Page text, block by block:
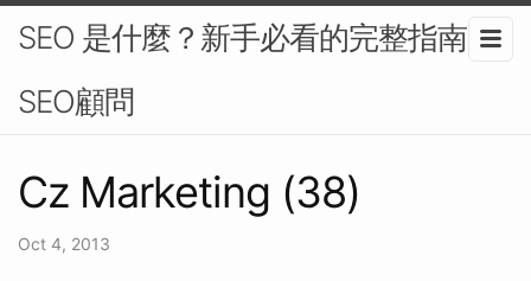
SEO 是什麼？新手必看的完整指南-
SEO顧問
Cz Marketing (38)
Oct 4, 2013